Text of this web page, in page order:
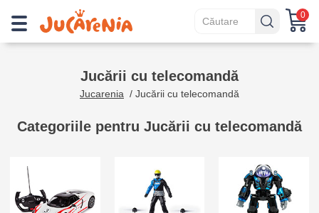
0
Jucării cu telecomandă
Jucarenia / Jucării cu telecomandă
Categoriile pentru Jucării cu telecomandă